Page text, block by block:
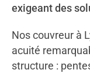
exigeant des
Nos couvreur à
acuité
structure :